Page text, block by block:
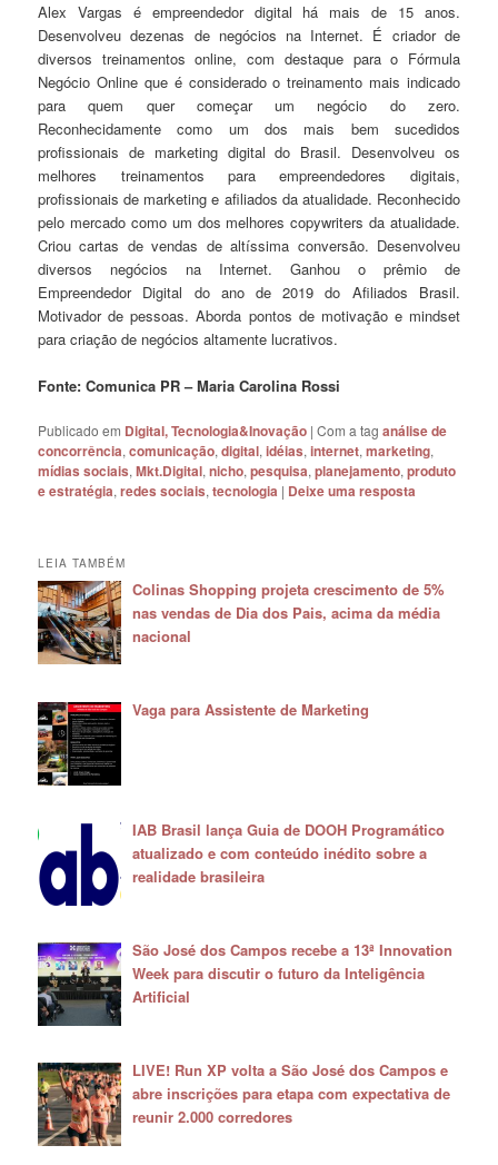
Alex Vargas é empreendedor digital há mais de 15 anos.
Desenvolveu dezenas de negócios na Internet. É criador de
diversos treinamentos online, com destaque para o Fórmula
Negócio Online que é considerado o treinamento mais indicado
para quem quer começar um negócio do zero.
Reconhecidamente como um dos mais bem sucedidos
profissionais de marketing digital do Brasil. Desenvolveu os
melhores treinamentos para empreendedores digitais,
profissionais de marketing e afiliados da atualidade. Reconhecido
pelo mercado como um dos melhores copywriters da atualidade.
Criou cartas de vendas de altíssima conversão. Desenvolveu
diversos negócios na Internet. Ganhou o prêmio de
Empreendedor Digital do ano de 2019 do Afiliados Brasil.
Motivador de pessoas. Aborda pontos de motivação e mindset
para criação de negócios altamente lucrativos.
Fonte: Comunica PR – Maria Carolina Rossi
Publicado em Digital, Tecnologia&Inovação |Com a taganálise de
concorrência,comunicação,digital,idéias,internet,marketing,
mídias sociais,Mkt.Digital,nicho,pesquisa,planejamento,produto
e estratégia,redes sociais,tecnologia | Deixe uma resposta
LEIA TAMBÉM
Colinas Shopping projeta crescimento de 5%
nas vendas de Dia dos Pais, acima da média
nacional
Vaga para Assistente de Marketing
IAB Brasil lança Guia de DOOH Programático
atualizado e com conteúdo inédito sobre a
realidade brasileira
São José dos Campos recebe a 13ª Innovation
Week para discutir o futuro da Inteligência
Artificial
LIVE! Run XP volta a São José dos Campos e
abre inscrições para etapa com expectativa de
reunir 2.000 corredores